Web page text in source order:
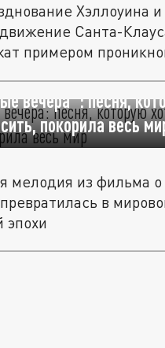
Хэллоуина и
Санта-
примером
вечера": песня,
покорила весь
мелодия из фильма о
в
эпохи